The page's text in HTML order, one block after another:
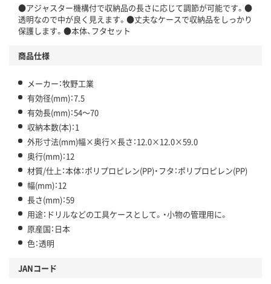
●アジャスター機構付で収納品の長さに応じて調節が可能です。●
透明なので中が良く見えます。●丈夫なケースで収納品をしっかり
保護します。●本体、フタセット
商品仕様
メーカー：牧野工業
有効径(mm)：7.5
有効長(mm)：54～70
収納本数(本)：1
外形寸法(mm)幅×奥行×長さ：12.0×12.0×59.0
奥行(mm)：12
材質/仕上：本体：ポリプロピレン(PP)・フタ：ポリプロピレン(PP)
幅(mm)：12
長さ(mm)：59
用途：ドリルなどの工具ケースとして。・小物の管理用に。
原産国：日本
色：透明
JANコード